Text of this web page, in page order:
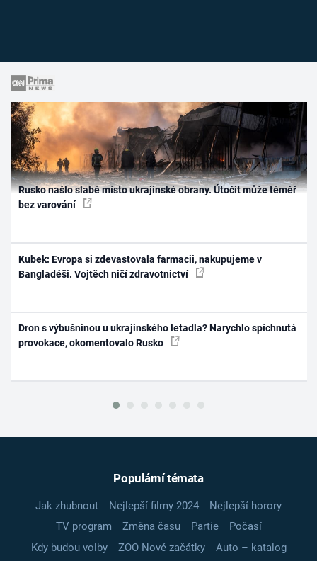
Rusko našlo slabé místo ukrajinské obrany. Útočit může téměř
bez varování
Kubek: Evropa si zdevastovala farmacii, nakupujeme v
Bangladéši. Vojtěch ničí zdravotnictví
Dron s výbušninou u ukrajinského letadla? Narychlo spíchnutá
provokace, okomentovalo Rusko
Populární témata
Jak zhubnout Nejlepší filmy 2024
Nejlepší horory
TV program
Změna času Partie
Počasí
Kdy budou volby
ZOO Nové začátky
Auto – katalog